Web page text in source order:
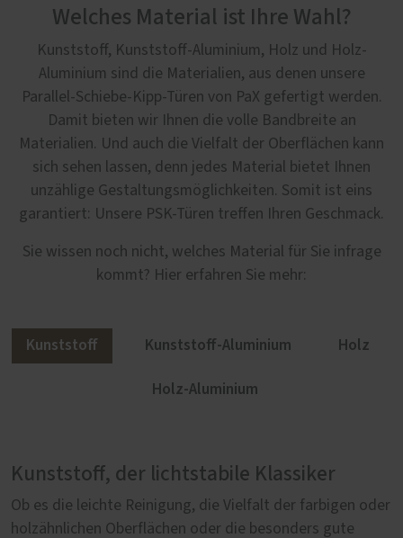
Welches Material ist Ihre Wahl?
Kunststoff, Kunststoff-Aluminium, Holz und Holz-
Aluminium sind die Materialien, aus denen unsere
Parallel-Schiebe-Kipp-Türen von PaX gefertigt werden.
Damit bieten wir Ihnen die volle Bandbreite an
Materialien. Und auch die Vielfalt der Oberflächen kann
sich sehen lassen, denn jedes Material bietet Ihnen
unzählige Gestaltungsmöglichkeiten. Somit ist eins
garantiert: Unsere PSK-Türen treffen Ihren Geschmack.
Sie wissen noch nicht, welches Material für Sie infrage
kommt? Hier erfahren Sie mehr:
Kunststoff Kunststoff-Aluminium
Holz
Holz-Aluminium
Kunststoff, der lichtstabile Klassiker
Ob es die leichte Reinigung, die Vielfalt der farbigen oder
holzähnlichen Oberflächen oder die besonders gute
Mehr Gestaltungsfreiheit mit Kunststoff-
Aluminium
Wie lässt sich sicherstellen, dass Parallel-Schiebe-Kipp-
Natürlich Holz
Parallel-Schiebe-Kipp-Türen aus Holz sind in jeder
Hinsicht etwas Besonderes. Es beginnt mit Ihrer
Holz-Aluminium: Außen robust, innen
behaglich
Um etwas Gutes noch besser zu machen, braucht es